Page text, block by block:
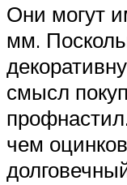
Они могут
мм.
смысл
чем